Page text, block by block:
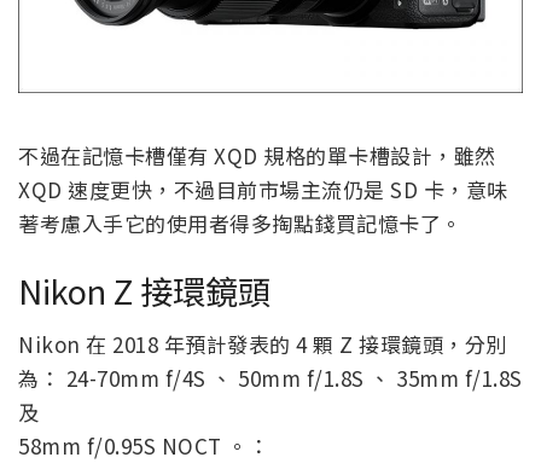
不過在記憶卡槽僅有 XQD 規格的單卡槽設計，雖然
XQD 速度更快，不過目前市場主流仍是 SD 卡，意味
著考慮入手它的使用者得多掏點錢買記憶卡了。
Nikon Z 接環鏡頭
Nikon 在 2018 年預計發表的 4 顆 Z 接環鏡頭，分別
為： 24-70mm f/4S 、 50mm f/1.8S 、 35mm f/1.8S
及
58mm f/0.95S NOCT 。：